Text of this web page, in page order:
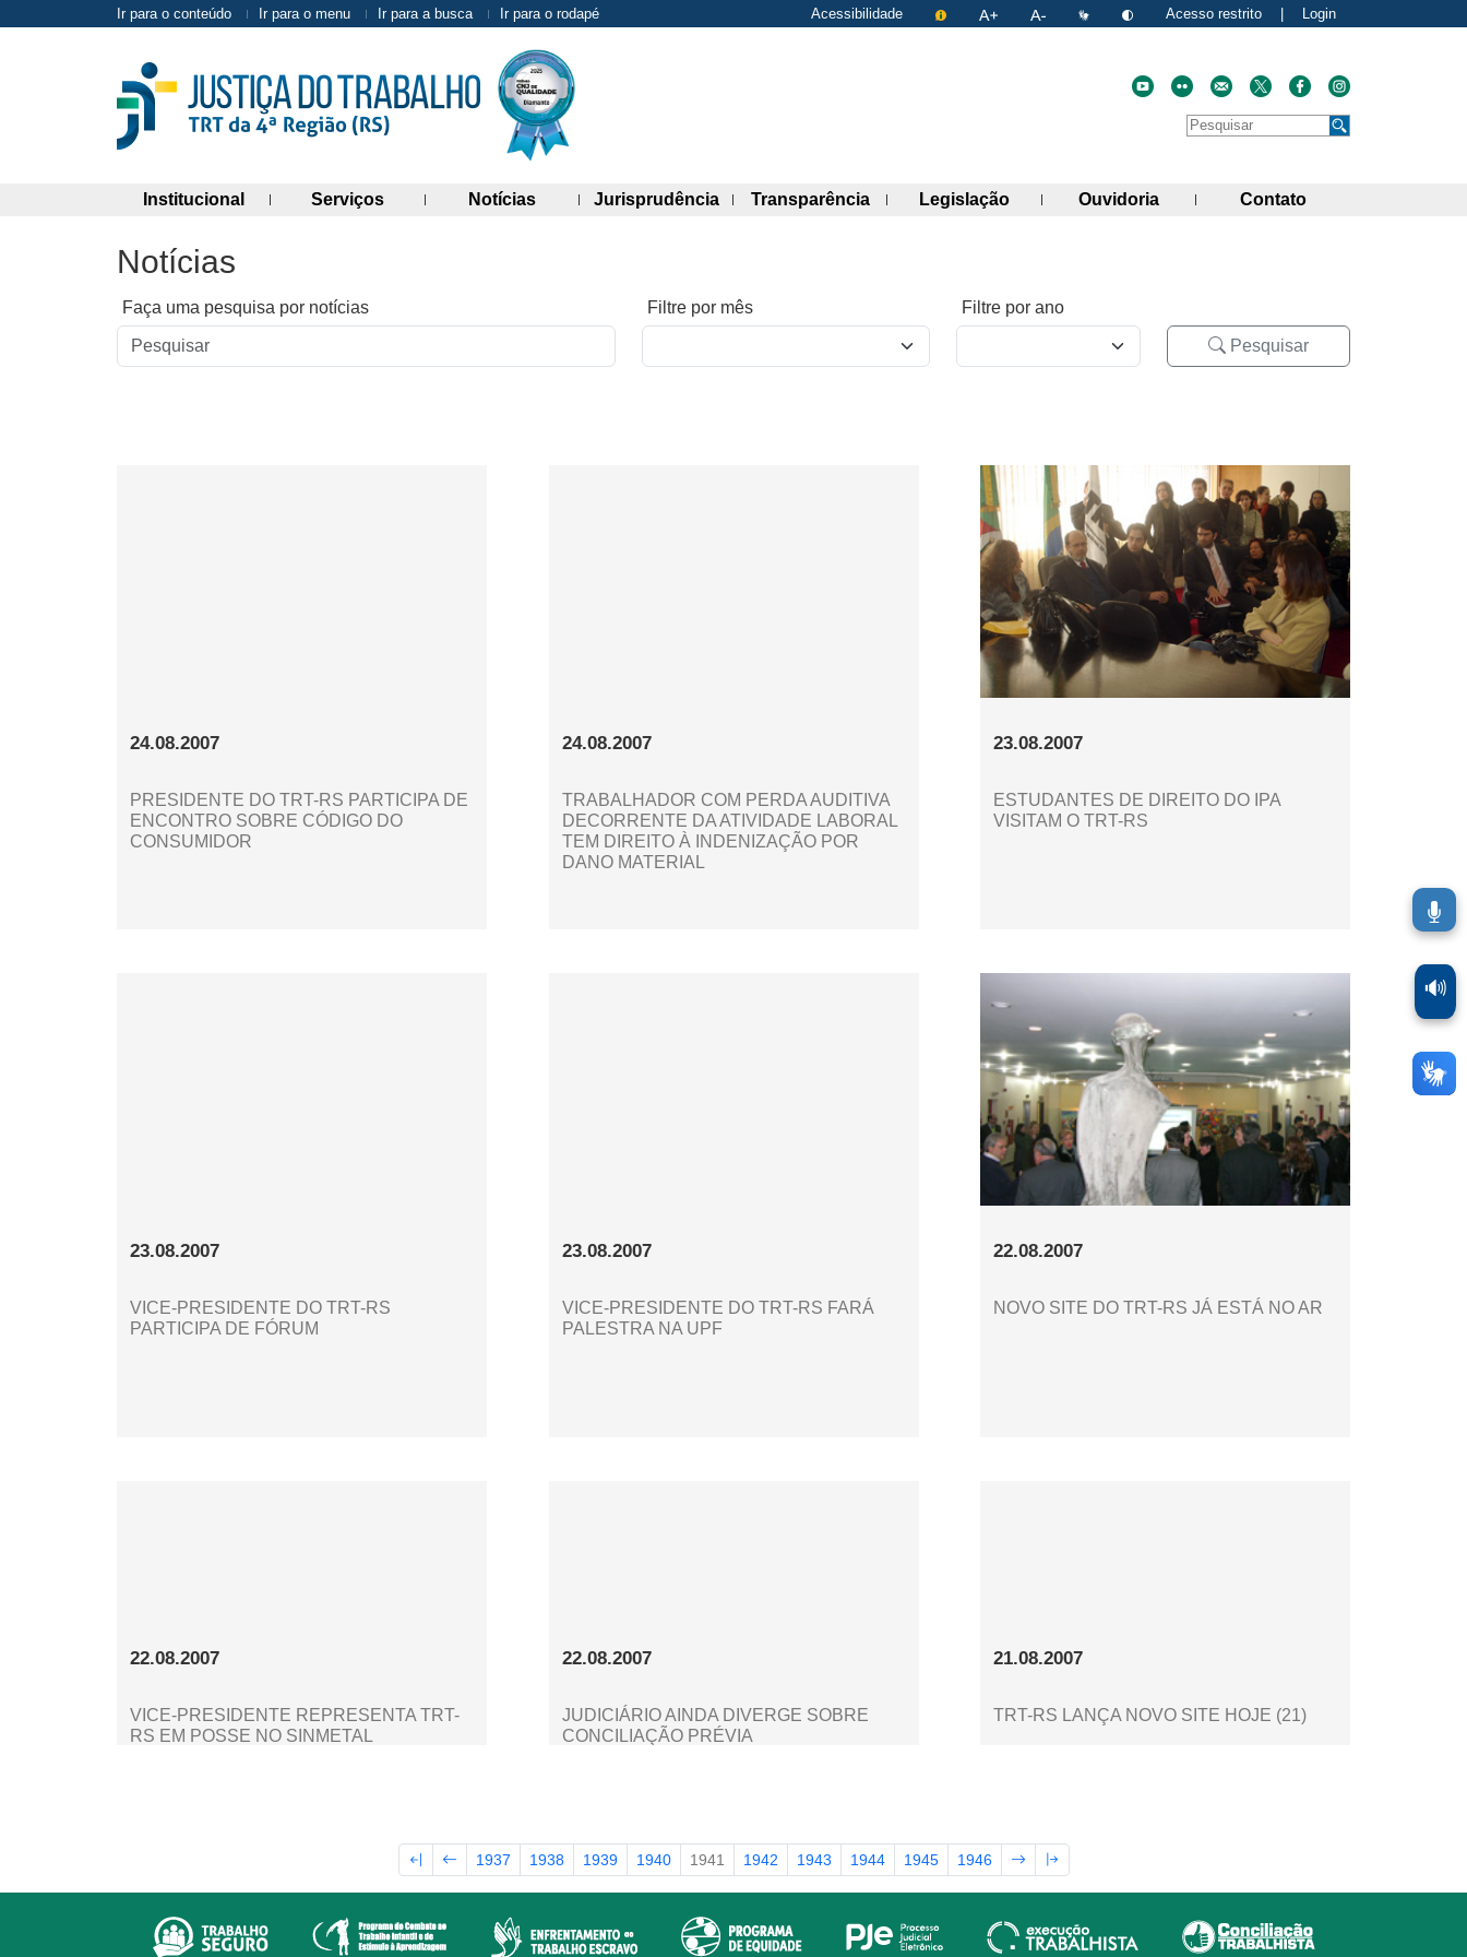
Ir para o conteúdo Ir para o menu Ir para a busca Ir para o rodapé Acessibilidade Acesso restrito Login
Faça uma pesquisa no site
Pesquisar
Institucional(abre painel de links)
Serviços(abre painel de links)
Notícias(abre painel de links)
Jurisprudência(abre painel de links)
Transparência (abre painel de links)
Legislação(abre painel de links)
Ouvidoria (abre painel de links)
Contato(abre painel de
Notícias
Faça uma pesquisa por notícias Filtre por mês Filtre por ano
Pesquisar
24.08.2007
PRESIDENTE DO TRT-RS PARTICIPA DE
ENCONTRO SOBRE CÓDIGO DO
CONSUMIDOR
24.08.2007
TRABALHADOR COM PERDA AUDITIVA
DECORRENTE DA ATIVIDADE LABORAL
TEM DIREITO À INDENIZAÇÃO POR
DANO MATERIAL
23.08.2007
ESTUDANTES DE DIREITO DO IPA
VISITAM O TRT-RS
23.08.2007
VICE-PRESIDENTE DO TRT-RS
PARTICIPA DE FÓRUM
23.08.2007
VICE-PRESIDENTE DO TRT-RS FARÁ
PALESTRA NA UPF
22.08.2007
NOVO SITE DO TRT-RS JÁ ESTÁ NO AR
22.08.2007
VICE-PRESIDENTE REPRESENTA TRT-
RS EM POSSE NO SINMETAL
22.08.2007
JUDICIÁRIO AINDA DIVERGE SOBRE
CONCILIAÇÃO PRÉVIA
21.08.2007
TRT-RS LANÇA NOVO SITE HOJE (21)
1937 1938 1939 1940 1941 1942 1943 1944 1945 1946
🔊